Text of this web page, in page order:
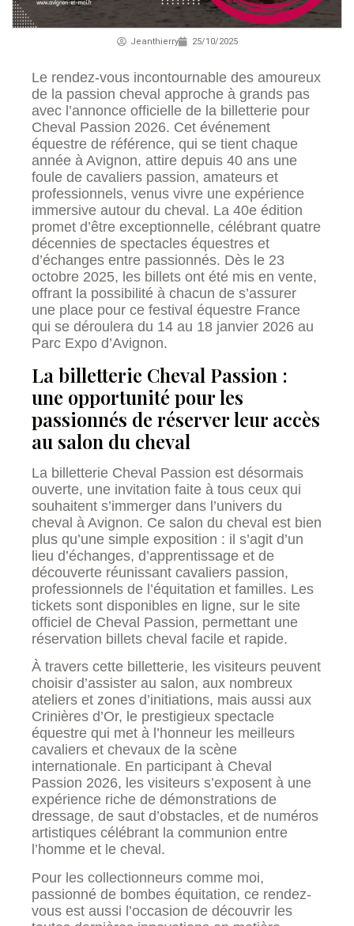
Jeanthierry 25/10/2025
Le rendez-vous incontournable des amoureux
de la passion cheval approche à grands pas
avec l’annonce officielle de la billetterie pour
Cheval Passion 2026. Cet événement
équestre de référence, qui se tient chaque
année à Avignon, attire depuis 40 ans une
foule de cavaliers passion, amateurs et
professionnels, venus vivre une expérience
immersive autour du cheval. La 40e édition
promet d’être exceptionnelle, célébrant quatre
décennies de spectacles équestres et
d’échanges entre passionnés. Dès le 23
octobre 2025, les billets ont été mis en vente,
offrant la possibilité à chacun de s’assurer
une place pour ce festival équestre France
qui se déroulera du 14 au 18 janvier 2026 au
Parc Expo d’Avignon.
La billetterie Cheval Passion :
une opportunité pour les
passionnés de réserver leur accès
au salon du cheval
La billetterie Cheval Passion est désormais
ouverte, une invitation faite à tous ceux qui
souhaitent s’immerger dans l’univers du
cheval à Avignon. Ce salon du cheval est bien
plus qu’une simple exposition : il s’agit d’un
lieu d’échanges, d’apprentissage et de
découverte réunissant cavaliers passion,
professionnels de l’équitation et familles. Les
tickets sont disponibles en ligne, sur le site
officiel de Cheval Passion, permettant une
réservation billets cheval facile et rapide.
À travers cette billetterie, les visiteurs peuvent
choisir d’assister au salon, aux nombreux
ateliers et zones d’initiations, mais aussi aux
Crinières d’Or, le prestigieux spectacle
équestre qui met à l’honneur les meilleurs
cavaliers et chevaux de la scène
internationale. En participant à Cheval
Passion 2026, les visiteurs s’exposent à une
expérience riche de démonstrations de
dressage, de saut d’obstacles, et de numéros
artistiques célébrant la communion entre
l’homme et le cheval.
Pour les collectionneurs comme moi,
passionné de bombes équitation, ce rendez-
vous est aussi l’occasion de découvrir les